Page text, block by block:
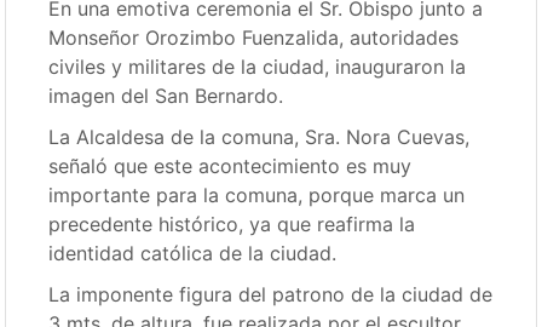
En una emotiva ceremonia el Sr. Obispo junto a
Monseñor Orozimbo Fuenzalida, autoridades
civiles y militares de la ciudad, inauguraron la
imagen del San Bernardo.
La Alcaldesa de la comuna, Sra. Nora Cuevas,
señaló que este acontecimiento es muy
importante para la comuna, porque marca un
precedente histórico, ya que reafirma la
identidad católica de la ciudad.
La imponente figura del patrono de la ciudad de